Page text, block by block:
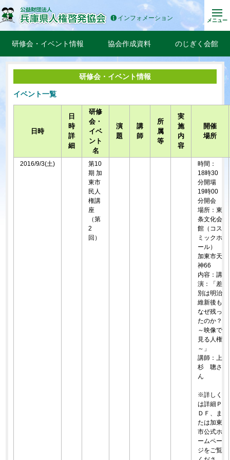
インフォメーション メニュー
研修会・イベント情報 協会作成資料 のじぎく会館
研修会・イベント情報
イベント一覧
日時
日
時
詳
細
研修
会・
イベ
ント
名
演
題
講
師
所
属
等
実
施
内
容
開催
場所
2016/9/3(土)
第10
期 加
東市
民人
権講
座
（第
2
回）
時間：
18時30
分開場
19時00
分開会
場所：東
条文化会
館（コス
ミックホ
ール）
加東市天
神66
内容：講
演：「差
別は明治
維新後も
なぜ残っ
たのか？
～映像で
見る人権
～」
講師：上
杉 聰さ
ん
※詳しく
は詳細Ｐ
ＤＦ、ま
たは加東
市公式ホ
ームペー
ジをご覧